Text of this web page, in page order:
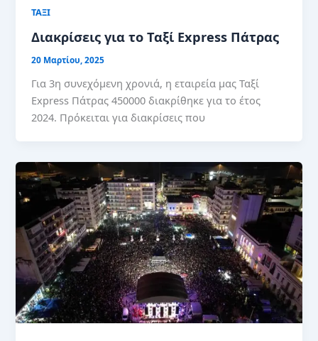
ΤΑΞΙ
Διακρίσεις για το Ταξί Express Πάτρας
20 Μαρτίου, 2025
Για 3η συνεχόμενη χρονιά, η εταιρεία μας Ταξί
Express Πάτρας 450000 διακρίθηκε για το έτος
2024. Πρόκειται για διακρίσεις που